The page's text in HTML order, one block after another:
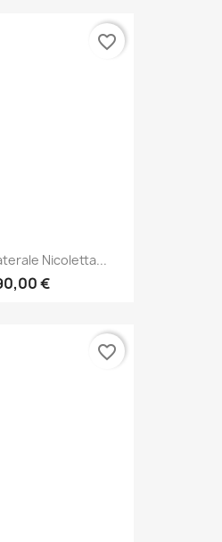
Nicoletta...
€
favorite_border
favorite_border